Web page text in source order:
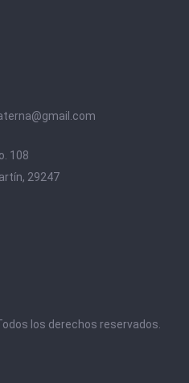
108
29247
Todos los derechos reservados.